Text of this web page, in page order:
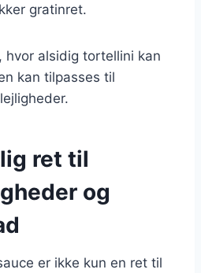
gratinret.
hvor alsidig tortellini kan
kan tilpasses til
ret til
og
er ikke kun en ret til